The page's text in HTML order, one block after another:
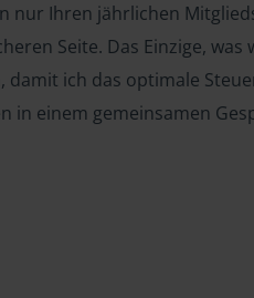
nur Ihren jährlichen
Seite. Das Einzige,
ich das optimale
in einem gemeinsamen